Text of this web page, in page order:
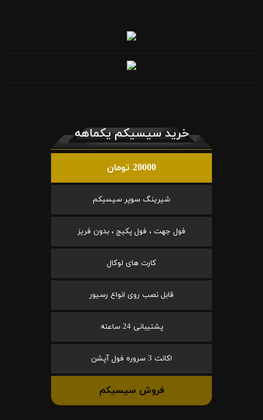
خرید سیسیکم یکماهه
20000 تومان
شیرینگ سوپر سیسیکم
فول جهت ، فول پکیج ، بدون فریز
کارت های لوکال
قابل نصب روی انواع رسیور
پشتیبانی 24 ساعته
اکانت 3 سروره فول آپشن
فروش سیسیکم